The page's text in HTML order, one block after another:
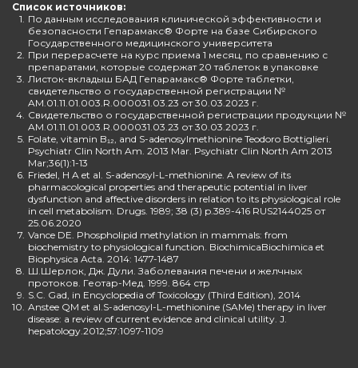
Список источников:
1. По данным исследования клинической эффективности и
безопасности Гепарамакс® Форте на базе Сибирского
Государственного медицинского университета
2. При перерасчете на курс приема 1 месяц, по сравнению с
препаратами, которые содержат 20 таблеток в упаковке
3. Листок-вкладыш БАД Гепарамакс® Форте таблетки,
свидетельство о государственной регистрации №
AM.01.11.01.003.R.000031.03.23 от 30.03.2023 г.
4. Свидетельство о государственной регистрации продукции №
AM.01.11.01.003.R.000031.03.23 от 30.03.2023 г.
5. Folate, vitamin B₁₂, and S-adenosylmethionine Teodoro Bottiglieri.
Psychiatr Clin North Am. 2013 Mar. Psychiatr Clin North Am 2013
Mar;36(1):1-13
6. Friedel, H A et al. S-adenosyl-L-methionine. A review of its
pharmacological properties and therapeutic potential in liver
dysfunction and affective disorders in relation to its physiological role
in cell metabolism. Drugs. 1989; 38 (3) p.389-416 RUS2144025 от
25.06.2020
7. Vance DE. Phospholipid methylation in mammals: from
biochemistry to physiological function. BiochimicaBiochimica et
Biophysica Acta. 2014: 1477-1487
8. Ш.Шерлок, Дж. Дули. Заболевания печени и желчных
протоков. Геотар-Мед. 1999. 864 стр
9. S.C. Gad, in Encyclopedia of Toxicology (Third Edition), 2014
10. Anstee QM et al.S-adenosyl-L-methionine (SAMe) therapy in liver
disease: a review of current evidence and clinical utility. J.
hepatology.2012;57:1097-1109